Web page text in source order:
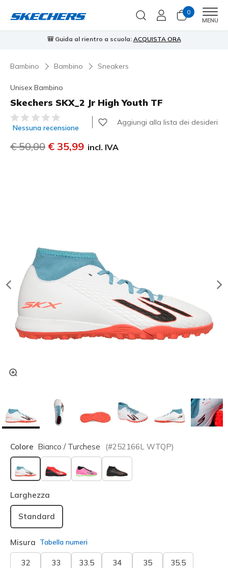
0
MENU
🎒 Guida al rientro a scuola: ACQUISTA ORA
Bambino Bambino Sneakers
Unisex Bambino
Skechers SKX_2 Jr High Youth TF
Valutazione cliente 3,4 su 5
Nessuna recensione
Aggiungi alla lista dei desideri
Prezzo ridotto da
€ 50,00 per
€ 35,99 incl. IVA
Colore Bianco / Turchese (#252166L WTQP)
selezionato
Larghezza
Standard
Misura Tabella numeri
32 33 33.5 34 35 35.5